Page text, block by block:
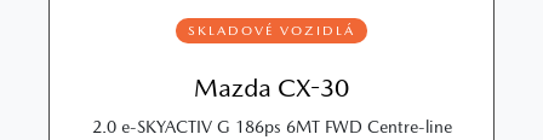
SKLADOVÉ VOZIDLÁ
Mazda CX-30
2.0 e‑SKYACTIV G 186ps 6MT FWD Centre-line